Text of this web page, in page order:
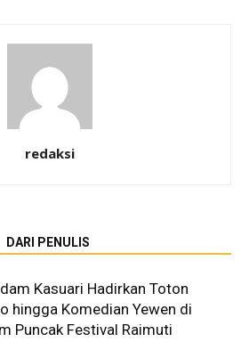
redaksi
DARI PENULIS
Kasuari Hadirkan Toton
hingga Komedian Yewen di
Puncak Festival Raimuti